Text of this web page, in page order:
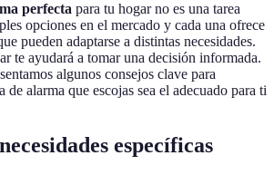
perfecta para tu hogar no es una tarea
opciones en el mercado y cada una ofrece
pueden adaptarse a distintas necesidades.
te ayudará a tomar una decisión informada.
algunos consejos clave para
de alarma que escojas sea el adecuado para ti
específicas